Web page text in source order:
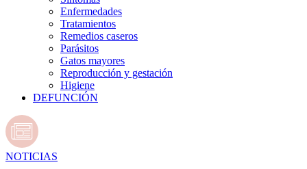
Enfermedades
Tratamientos
Remedios caseros
Parásitos
Gatos mayores
Reproducción y gestación
Higiene
DEFUNCIÓN
NOTICIAS